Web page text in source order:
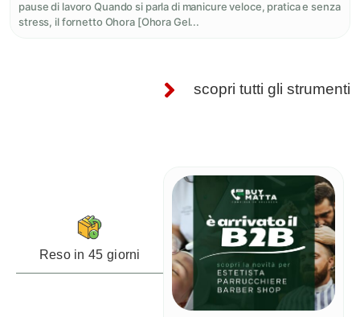
pause di lavoro Quando si parla di manicure veloce, pratica e senza
stress, il fornetto Ohora [Ohora Gel...
scopri tutti gli strumenti
Reso in 45 giorni